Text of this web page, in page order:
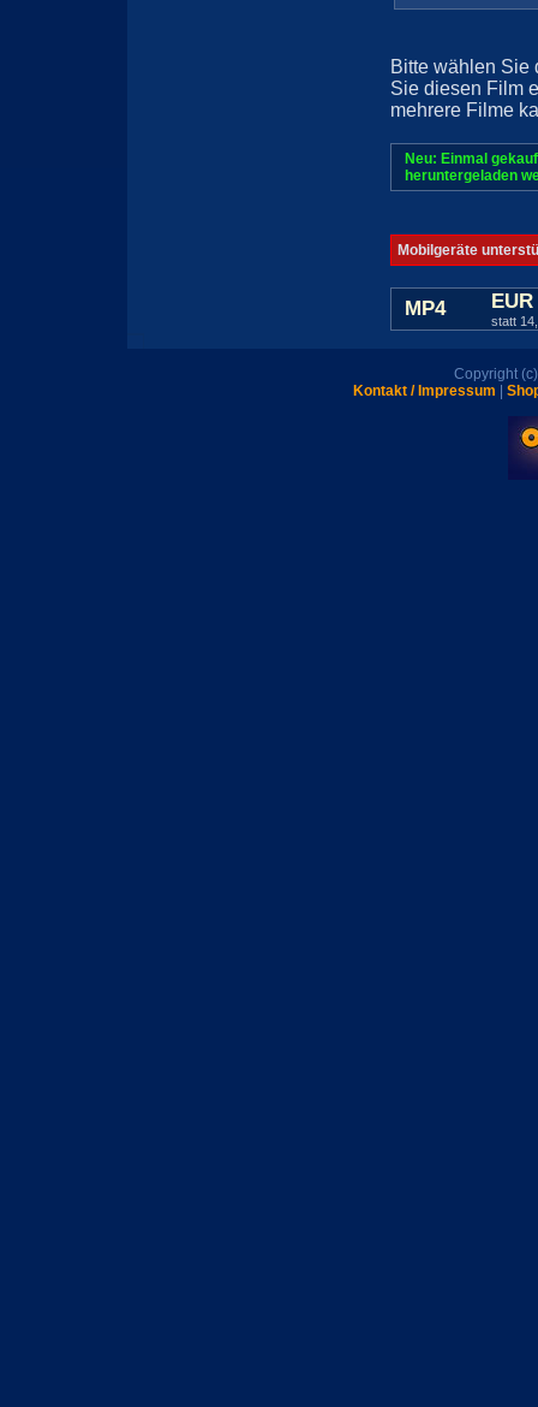
Bitte wählen Sie
Sie diesen Film
mehrere Filme
Neu: Einmal
heruntergeladen
Mobilgeräte
MP4
statt
Copyright
Kontakt / Impressum